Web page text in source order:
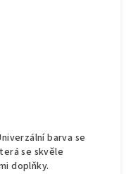
barva se
se skvěle
doplňky.